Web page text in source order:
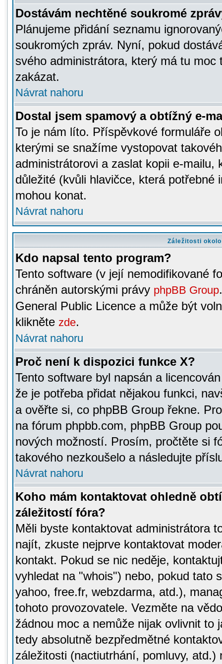
Dostávám nechtěné soukromé
Plánujeme přidání seznamu
soukromých zpráv. Nyní, pokud
svého administrátora, který má tu
zakázat.
Návrat nahoru
Dostal jsem spamový a obtížný e-
To je nám líto. Příspěvkové formuláře
kterými se snažíme vystopovat
administrátorovi a zaslat kopii e-mailu,
důležité (kvůli hlavičce, která potřebné
mohou konat.
Návrat nahoru
Záležitosti
Kdo napsal tento program?
Tento software (v její nemodifikované
chráněn autorskými právy phpBB Group
General Public Licence a může být
klikněte zde.
Návrat nahoru
Proč není k dispozici funkce X?
Tento software byl napsán a
že je potřeba přidat nějakou funkci,
a ověřte si, co phpBB Group řekne.
na fórum phpbb.com, phpBB Group
nových možností. Prosím, pročtěte si
takového nezkoušelo a následujte
Návrat nahoru
Koho mám kontaktovat ohledně
záležitostí fóra?
Měli byste kontaktovat administrátora
najít, zkuste nejprve kontaktovat
kontakt. Pokud se nic neděje,
vyhledat na "whois") nebo, pokud tato
yahoo, free.fr, webzdarma, atd.),
tohoto provozovatele. Vezměte na
žádnou moc a nemůže nijak ovlivnit to
tedy absolutně bezpředmětné
záležitosti (nactiutrhání, pomluvy,